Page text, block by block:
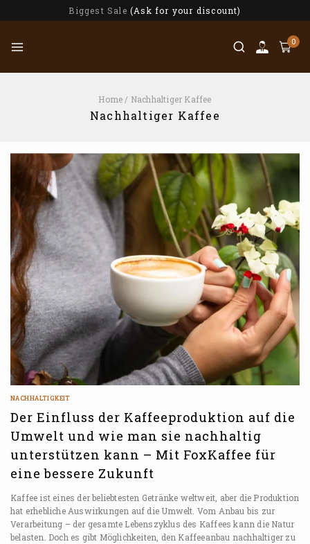
Biggest Sale (Ask for your discount)
0
Home / Nachhaltiger Kaffee
Nachhaltiger Kaffee
NACHHALTIGKEIT
Der Einfluss der Kaffeeproduktion auf die
Umwelt und wie man sie nachhaltig
unterstützen kann – Mit FoxKaffee für
eine bessere Zukunft
Kaffee ist eines der beliebtesten Getränke weltweit, aber die Produktion
hat erhebliche Auswirkungen auf die Umwelt. Vom Anbau bis zur
Verarbeitung – der gesamte Lebenszyklus des Kaffees kann die Natur
belasten. Doch es gibt Möglichkeiten, den Kaffeeanbau nachhaltiger zu